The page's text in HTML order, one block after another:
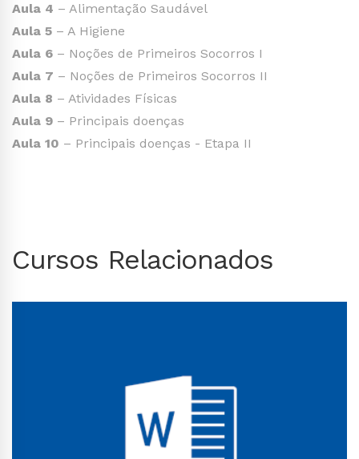
Aula 4 – Alimentação Saudável
Aula 5 – A Higiene
Aula 6 – Noções de Primeiros Socorros I
Aula 7 – Noções de Primeiros Socorros II
Aula 8 – Atividades Físicas
Aula 9 – Principais doenças
Aula 10 – Principais doenças - Etapa II
Cursos Relacionados